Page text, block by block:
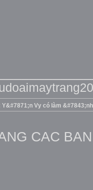
Y&#7871;n Vy có làm
CAC